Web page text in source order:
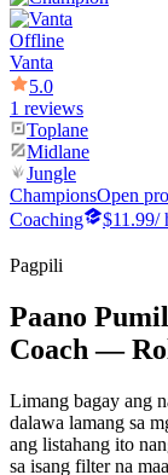
Offline
Vanta
5.0
1 reviews
Toplane
Midlane
Jungle
ChampionsOpen
Coaching
$11.99/
Pagpili
Paano
Coach —
Limang bagay ang
dalawa lamang sa
ang listahang ito
sa isang filter na